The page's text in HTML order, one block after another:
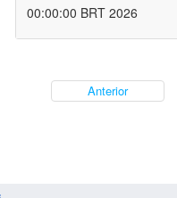
00:00:00 BRT 2026
Anterior